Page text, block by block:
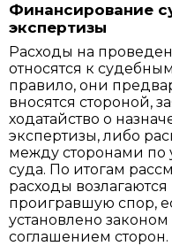
Финансирование
экспертизы
Расходы на
относятся к
правило, они
вносятся стороной,
ходатайство о
экспертизы, либо
между сторонами по
суда. По итогам
расходы возлагаются
проигравшую спор,
установлено
соглашением сторон.